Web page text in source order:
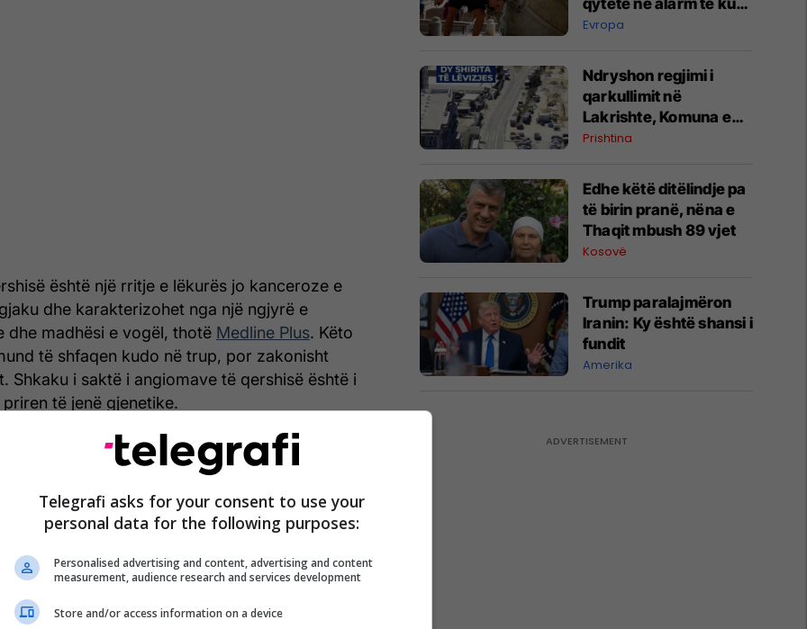
është një rritje e lëkurës jo kanceroze e
dhe karakterizohet nga një ngjyrë e
dhe madhësi e vogël, thotë Medline Plus. Këto
të shfaqen kudo në trup, por zakonisht
Shkaku i saktë i angiomave të qershisë është i
të jenë gjenetike.
qytete në alarm të kuq
- probleme me
Evropa
Ndryshon regjimi i
qarkullimit në
Lakrishte, Komuna e
Prishtinës ofron
Prishtina
Edhe këtë ditëlindje pa
të birin pranë, nëna e
Thaqit mbush 89 vjet
Kosovë
Trump paralajmëron
Iranin: Ky është shansi i
fundit
Amerika
Telegrafi asks for your consent to use your
personal data for the following purposes:
Personalised advertising and content, advertising and content
measurement, audience research and services development
Store and/or access information on a device